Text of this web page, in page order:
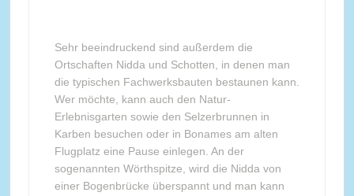
Sehr beeindruckend sind außerdem die
Ortschaften Nidda und Schotten, in denen man
die typischen Fachwerksbauten bestaunen kann.
Wer möchte, kann auch den Natur-
Erlebnisgarten sowie den Selzerbrunnen in
Karben besuchen oder in Bonames am alten
Flugplatz eine Pause einlegen. An der
sogenannten Wörthspitze, wird die Nidda von
einer Bogenbrücke überspannt und man kann